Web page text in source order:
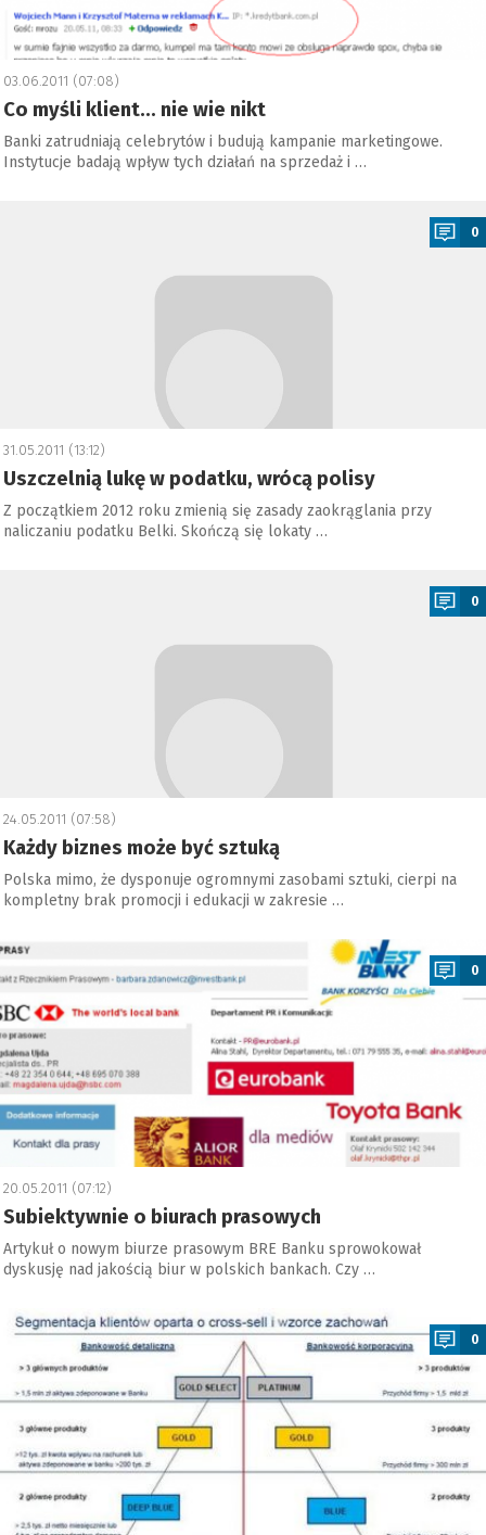
03.06.2011 (07:08)
Co myśli klient… nie wie nikt
Banki zatrudniają celebrytów i budują kampanie marketingowe.
Instytucje badają wpływ tych działań na sprzedaż i …
0
31.05.2011 (13:12)
Uszczelnią lukę w podatku, wrócą polisy
Z początkiem 2012 roku zmienią się zasady zaokrąglania przy
naliczaniu podatku Belki. Skończą się lokaty …
0
24.05.2011 (07:58)
Każdy biznes może być sztuką
Polska mimo, że dysponuje ogromnymi zasobami sztuki, cierpi na
kompletny brak promocji i edukacji w zakresie …
0
20.05.2011 (07:12)
Subiektywnie o biurach prasowych
Artykuł o nowym biurze prasowym BRE Banku sprowokował
dyskusję nad jakością biur w polskich bankach. Czy …
0